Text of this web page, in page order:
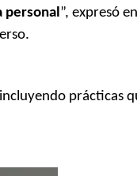
personal”, expresó
incluyendo prácticas